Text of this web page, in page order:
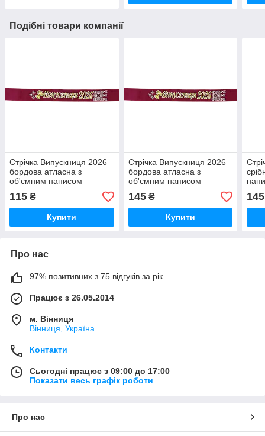
Подібні товари компанії
Стрічка Випускниця 2026
бордова атласна з
об'ємним написом
115 ₴
Купити
Стрічка Випускниця 2026
бордова атласна з
об'ємним написом
145₴
Купити
145
Про нас
97% позитивних з 75 відгуків за рік
Працює з 26.05.2014
м. Вінниця
Вінниця, Україна
Контакти
Сьогодні працює з 09:00 до 17:00
Показати весь графік роботи
Про нас